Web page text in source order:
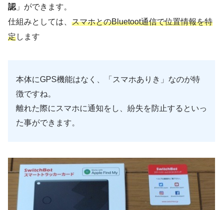
認」ができます。
仕組みとしては、 スマホとのBluetoot通信で位置情報を特
定します
本体にGPS機能はなく、「スマホありき」なのが特
徴ですね。
離れた際にスマホに通知をし、紛失を防止するといっ
た事ができます。